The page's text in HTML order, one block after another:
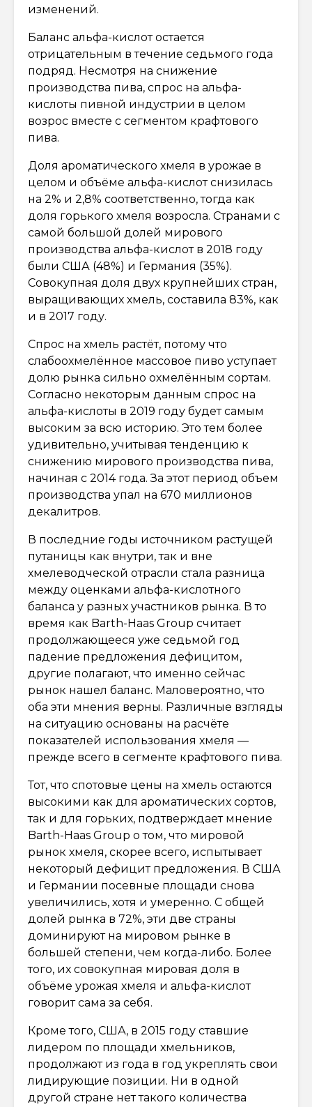
изменений.
Баланс альфа-кислот остается
отрицательным в течение седьмого года
подряд. Несмотря на снижение
производства пива, спрос на альфа-
кислоты пивной индустрии в целом
возрос вместе с сегментом крафтового
пива.
Доля ароматического хмеля в урожае в
целом и объёме альфа-кислот снизилась
на 2% и 2,8% соответственно, тогда как
доля горького хмеля возросла. Странами с
самой большой долей мирового
производства альфа-кислот в 2018 году
были США (48%) и Германия (35%).
Совокупная доля двух крупнейших стран,
выращивающих хмель, составила 83%, как
и в 2017 году.
Спрос на хмель растёт, потому что
слабоохмелённое массовое пиво уступает
долю рынка сильно охмелённым сортам.
Согласно некоторым данным спрос на
альфа-кислоты в 2019 году будет самым
высоким за всю историю. Это тем более
удивительно, учитывая тенденцию к
снижению мирового производства пива,
начиная с 2014 года. За этот период объем
производства упал на 670 миллионов
декалитров.
В последние годы источником растущей
путаницы как внутри, так и вне
хмелеводческой отрасли стала разница
между оценками альфа-кислотного
баланса у разных участников рынка. В то
время как Barth-Haas Group считает
продолжающееся уже седьмой год
падение предложения дефицитом,
другие полагают, что именно сейчас
рынок нашел баланс. Маловероятно, что
оба эти мнения верны. Различные взгляды
на ситуацию основаны на расчёте
показателей использования хмеля —
прежде всего в сегменте крафтового пива.
Тот, что спотовые цены на хмель остаются
высокими как для ароматических сортов,
так и для горьких, подтверждает мнение
Barth-Haas Group о том, что мировой
рынок хмеля, скорее всего, испытывает
некоторый дефицит предложения. В США
и Германии посевные площади снова
увеличились, хотя и умеренно. С общей
долей рынка в 72%, эти две страны
доминируют на мировом рынке в
большей степени, чем когда-либо. Более
того, их совокупная мировая доля в
объёме урожая хмеля и альфа-кислот
говорит сама за себя.
Кроме того, США, в 2015 году ставшие
лидером по площади хмельников,
продолжают из года в год укреплять свои
лидирующие позиции. Ни в одной
другой стране нет такого количества